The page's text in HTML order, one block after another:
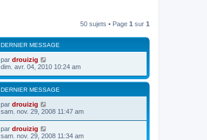
50 sujets • Page 1 sur 1
DERNIER MESSAGE
par drouizig
dim. avr. 04, 2010 10:24 am
DERNIER MESSAGE
par drouizig
sam. nov. 29, 2008 11:47 am
par drouizig
sam. nov. 29, 2008 11:34 am